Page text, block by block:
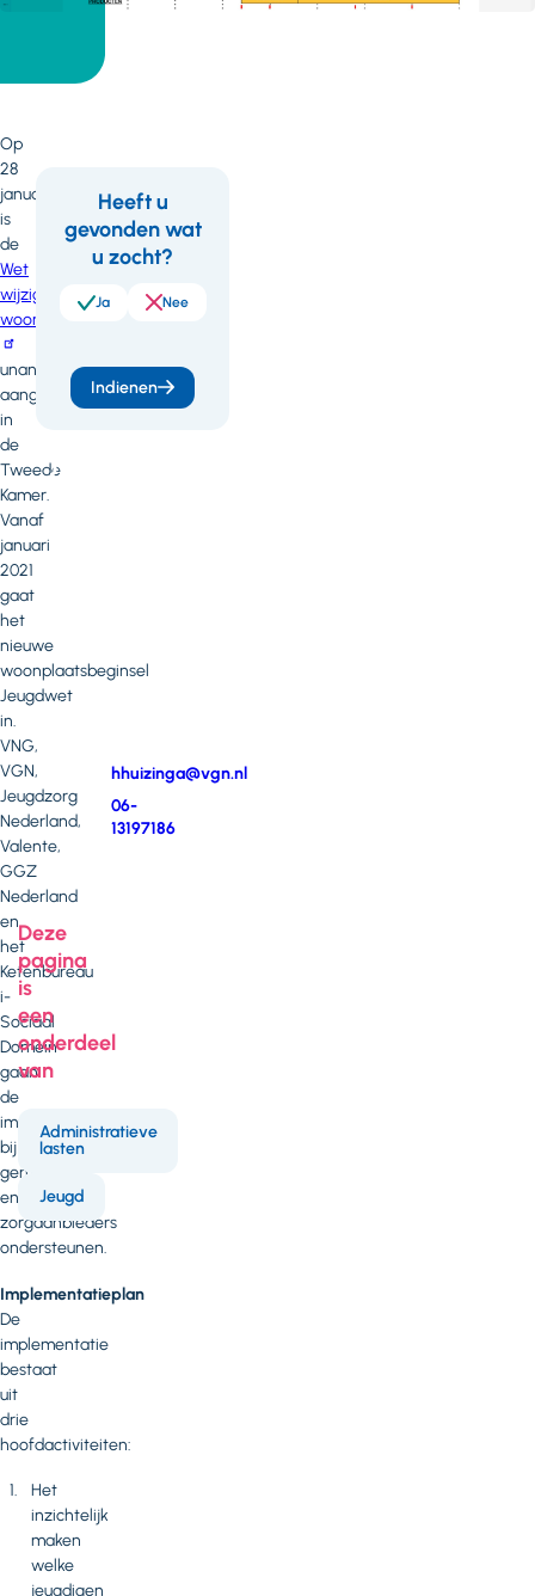
Op
28
januari
is
de
Wet
wijziging
woonplaatsbeginsel
unaniem
aangenomen
in
de
Tweede
Kamer.
Vanaf
januari
2021
gaat
het
nieuwe
woonplaatsbeginsel
Jeugdwet
in.
VNG,
VGN,
Jeugdzorg
Nederland,
Valente,
GGZ
Nederland
en
het
Ketenbureau
i-
Sociaal
Domein
gaan
de
implementatie
bij
gemeenten
en
zorgaanbieders
ondersteunen.
Implementatieplan
De
implementatie
bestaat
uit
drie
hoofdactiviteiten:
Het
inzichtelijk
maken
welke
jeugdigen
Wil
meer
of
je
op
met
Han
mail
hhuizinga@vgn.nl
Telefoonnummer
06-
13197186
Deze
pagina
is
een
onderdeel
van
Administratieve
lasten
Jeugd
Feedback
Heeft u
gevonden wat
u zocht?
Ja Nee
Indienen